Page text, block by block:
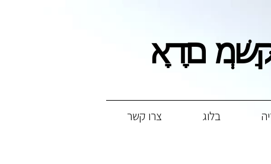
אָדָם
אָדָם
בלוג צרו קשר